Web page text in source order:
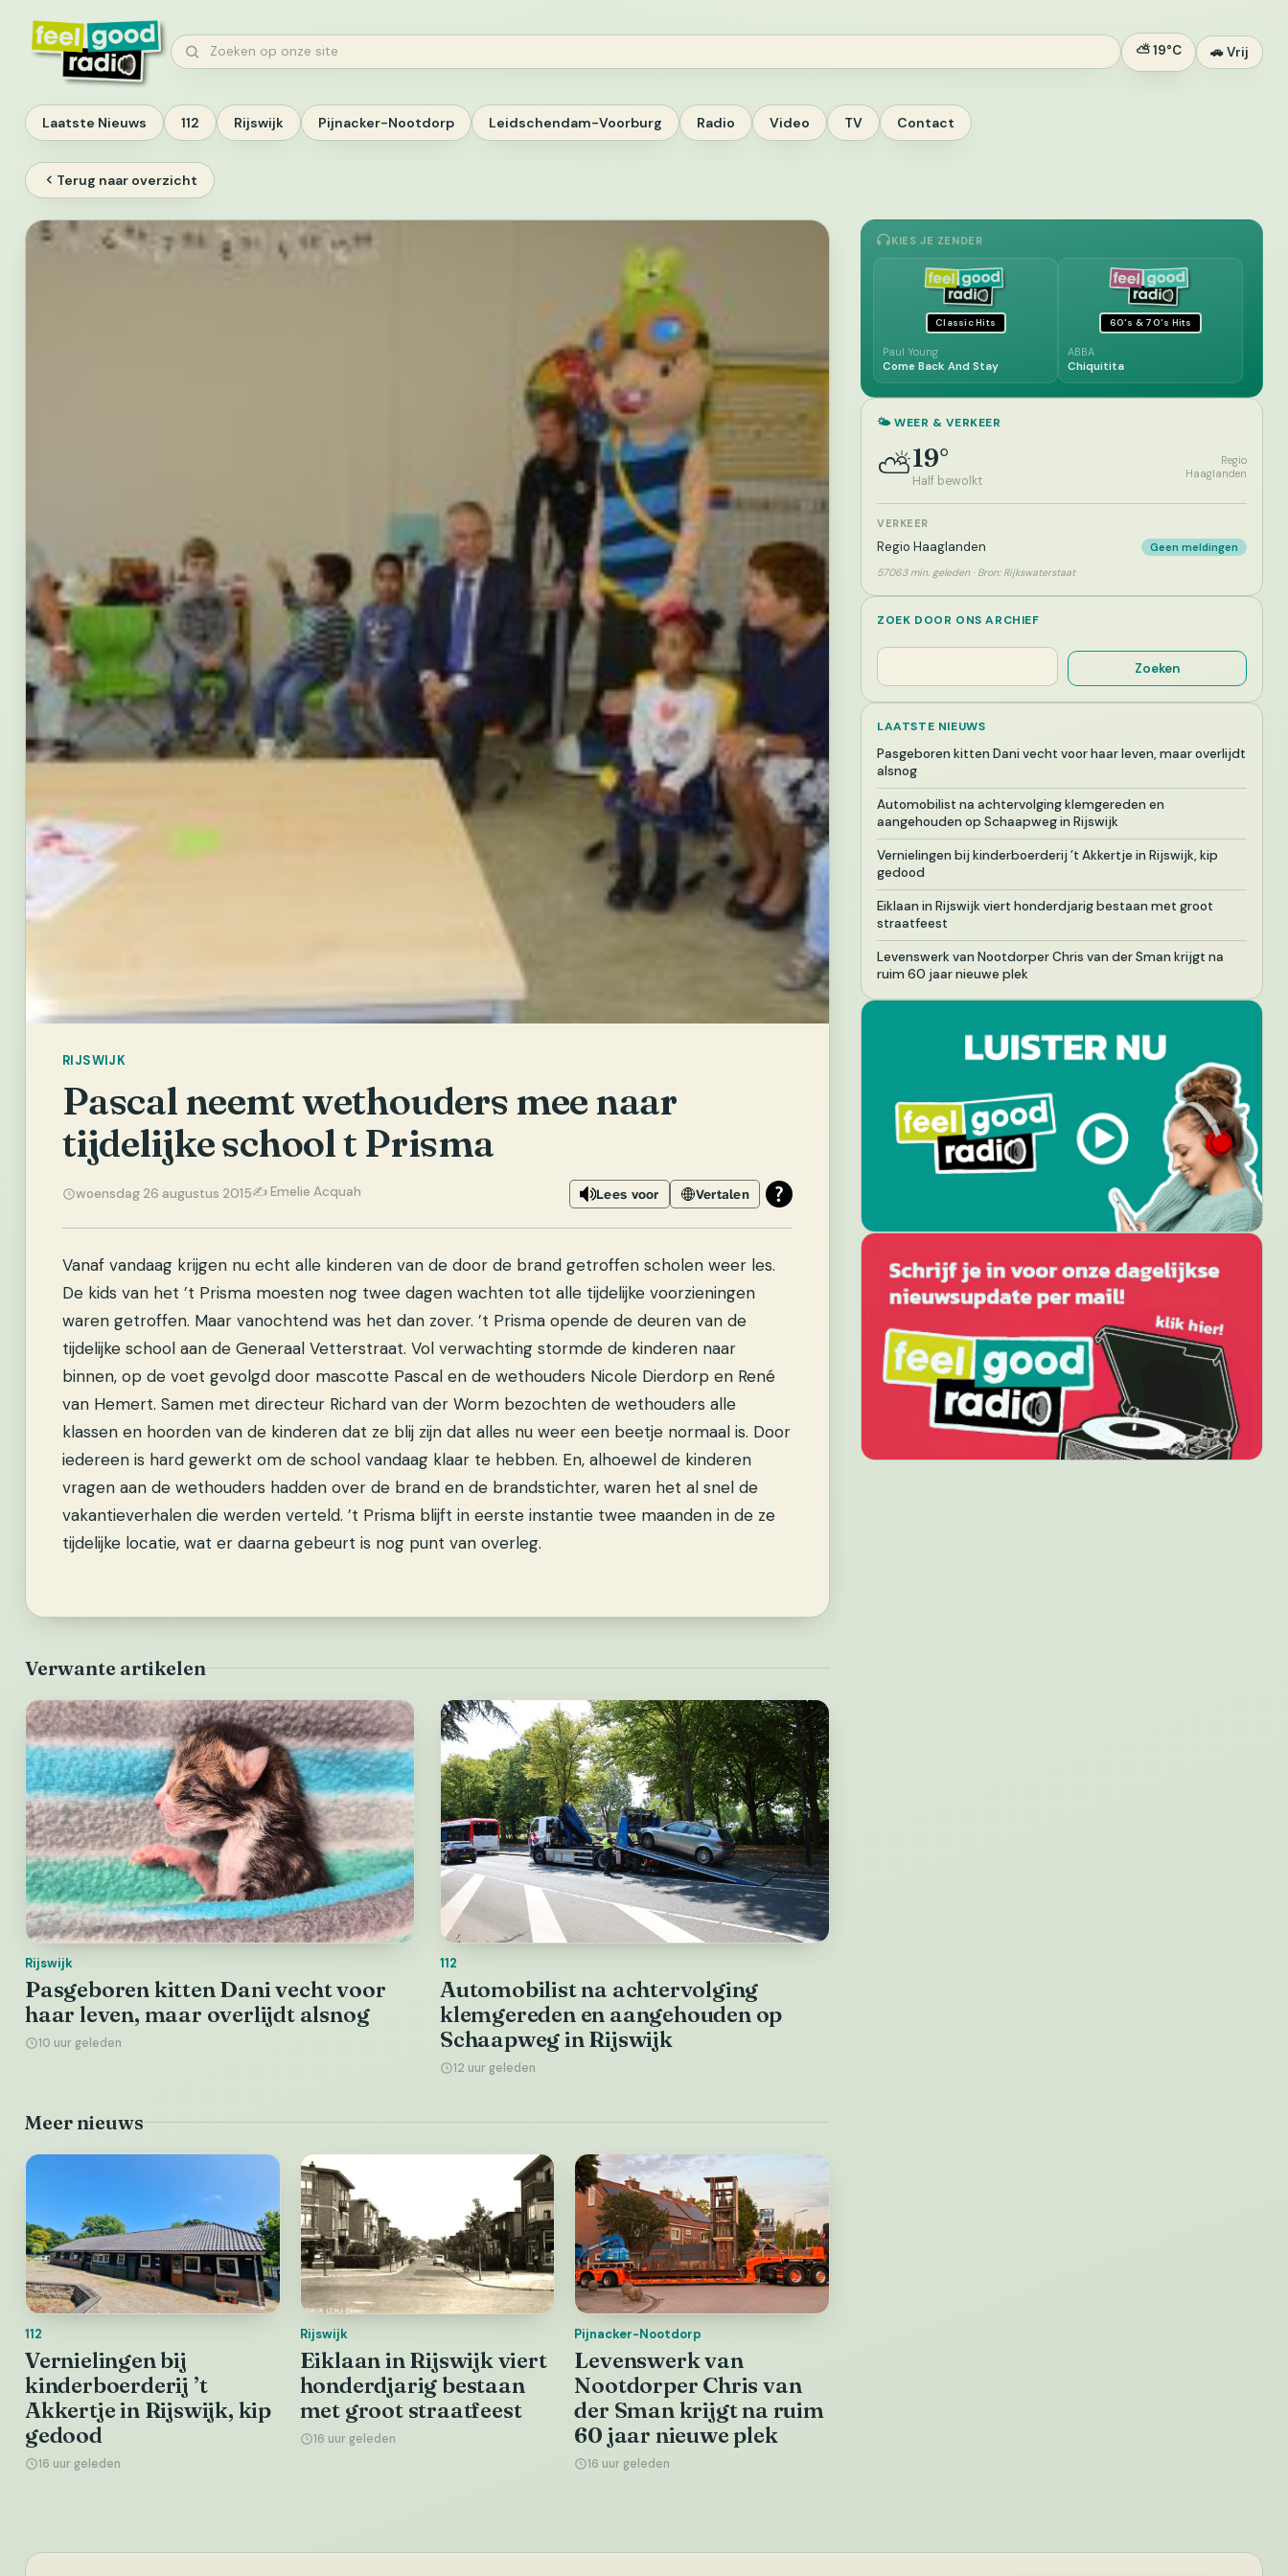
inhoud
Zoeken ⛅ 19°C 🚗 Vrij
Laatste Nieuws 112 Rijswijk Pijnacker-Nootdorp Leidschendam-Voorburg Radio Video TV Contact
Terug naar overzicht
RIJSWIJK
Pascal neemt wethouders mee naar
tijdelijke school t Prisma
woensdag 26 augustus 2015✍️ Emelie Acquah Lees voor Vertalen
Vanaf vandaag krijgen nu echt alle kinderen van de door de brand getroffen scholen weer les.
De kids van het ’t Prisma moesten nog twee dagen wachten tot alle tijdelijke voorzieningen
waren getroffen. Maar vanochtend was het dan zover. ’t Prisma opende de deuren van de
tijdelijke school aan de Generaal Vetterstraat. Vol verwachting stormde de kinderen naar
binnen, op de voet gevolgd door mascotte Pascal en de wethouders Nicole Dierdorp en René
van Hemert. Samen met directeur Richard van der Worm bezochten de wethouders alle
klassen en hoorden van de kinderen dat ze blij zijn dat alles nu weer een beetje normaal is. Door
iedereen is hard gewerkt om de school vandaag klaar te hebben. En, alhoewel de kinderen
vragen aan de wethouders hadden over de brand en de brandstichter, waren het al snel de
vakantieverhalen die werden verteld. ’t Prisma blijft in eerste instantie twee maanden in de ze
tijdelijke locatie, wat er daarna gebeurt is nog punt van overleg.
Verwante artikelen
Rijswijk
Pasgeboren kitten Dani vecht voor
haar leven, maar overlijdt alsnog
10 uur geleden
112
Automobilist na achtervolging
klemgereden en aangehouden op
Schaapweg in Rijswijk
12 uur geleden
Meer nieuws
112
Vernielingen bij
kinderboerderij ’t
Akkertje in Rijswijk, kip
gedood
16 uur geleden
Rijswijk
Eiklaan in Rijswijk viert
honderdjarig bestaan
met groot straatfeest
16 uur geleden
Pijnacker-Nootdorp
Levenswerk van
Nootdorper Chris van
der Sman krijgt na ruim
60 jaar nieuwe plek
16 uur geleden
KIES JE ZENDER
Classic Hits
Paul Young
Come Back And Stay
60's & 70's Hits
ABBA
Chiquitita
🌤️ WEER & VERKEER
⛅19°
Half bewolkt
Regio
Haaglanden
VERKEER
Regio Haaglanden Geen meldingen
57063 min. geleden · Bron: Rijkswaterstaat
ZOEK DOOR ONS ARCHIEF
Zoeken
Zoeken
LAATSTE NIEUWS
Pasgeboren kitten Dani vecht voor haar leven, maar overlijdt
alsnog
Automobilist na achtervolging klemgereden en
aangehouden op Schaapweg in Rijswijk
Vernielingen bij kinderboerderij ’t Akkertje in Rijswijk, kip
gedood
Eiklaan in Rijswijk viert honderdjarig bestaan met groot
straatfeest
Levenswerk van Nootdorper Chris van der Sman krijgt na
ruim 60 jaar nieuwe plek